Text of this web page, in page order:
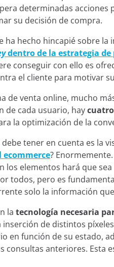
determinadas acciones
su decisión de compra.
ha hecho hincapié sobre
dentro de la estrategia de
conseguir con ello es
el cliente para motivar
de venta online, mucho
de cada usuario, hay
la optimización de la
tener en cuenta es la
?
los elementos hará que
todos, pero es
solo la información
la tecnología necesaria
inserción de distintos
en función de su estado,
consultas anteriores. Esta